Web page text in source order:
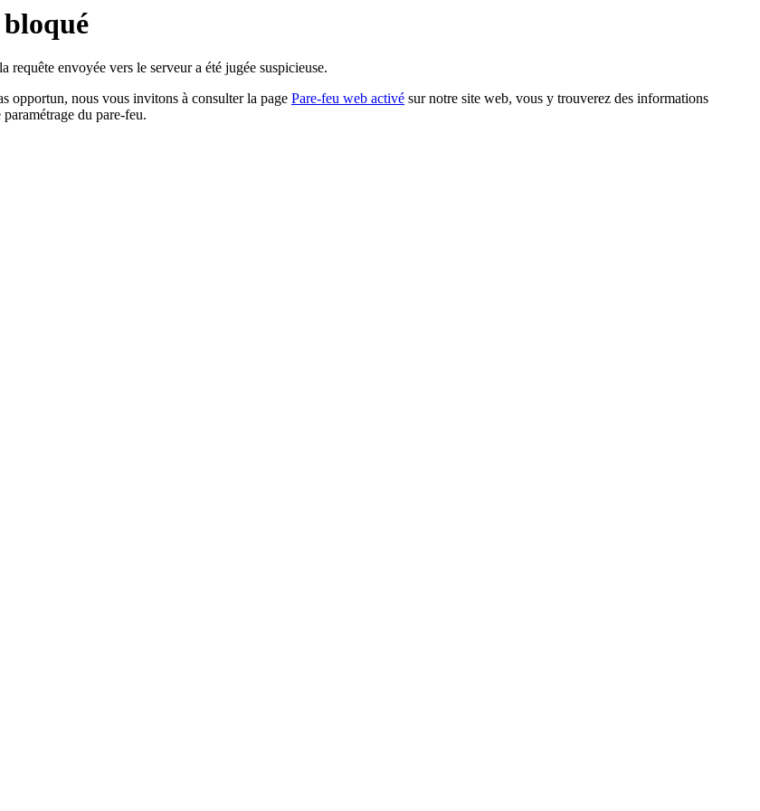
bloqué
envoyée vers le serveur a été jugée suspicieuse.
opportun, nous vous invitons à consulter la page Pare-feu web activé sur notre site web, vous y trouverez des informations
du pare-feu.